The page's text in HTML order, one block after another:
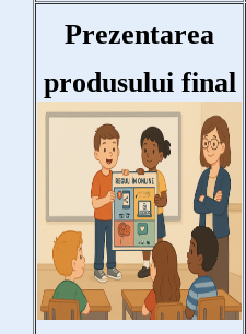
Prezentarea
produsului final